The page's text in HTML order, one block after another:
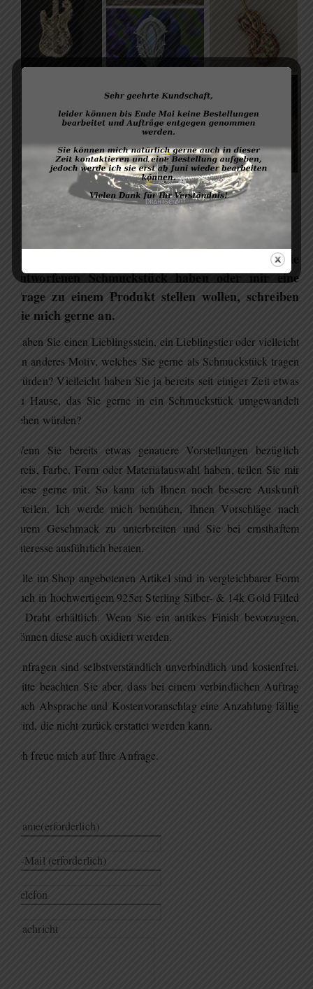
Sollten Sie Interesse an einem eigens für Sie
entworfenen Schmuckstück haben oder mir eine
Frage zu einem Produkt stellen wollen, schreiben
Sie mich gerne an.
Haben Sie einen Lieblingsstein, ein Lieblingstier oder vielleicht
ein anderes Motiv, welches Sie gerne als Schmuckstück tragen
würden? Vielleicht haben Sie ja bereits seit einiger Zeit etwas
zu Hause, das Sie gerne in ein Schmuckstück umgewandelt
sehen würden?
Wenn Sie bereits etwas genauere Vorstellungen bezüglich
Preis, Farbe, Form oder Materialauswahl haben, teilen Sie mir
diese gerne mit. So kann ich Ihnen noch bessere Auskunft
erteilen. Ich werde mich bemühen, Ihnen Vorschläge nach
Ihrem Geschmack zu unterbreiten und Sie bei ernsthaftem
Interesse ausführlich beraten.
Alle im Shop angebotenen Artikel sind in vergleichbarer Form
auch in hochwertigem 925er Sterling Silber- & 14k Gold Filled
– Draht erhältlich. Wenn Sie ein antikes Finish bevorzugen,
können diese auch oxidiert werden.
Anfragen sind selbstverständlich unverbindlich und kostenfrei.
Bitte beachten Sie aber, dass bei einem verbindlichen Auftrag
nach Absprache und Kostenvoranschlag eine Anzahlung fällig
wird, die nicht zurück erstattet werden kann.
Ich freue mich auf Ihre Anfrage.
Name(erforderlich)
E-Mail (erforderlich)
Telefon
Nachricht